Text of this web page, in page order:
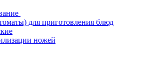
для приготовления блюд
ножей